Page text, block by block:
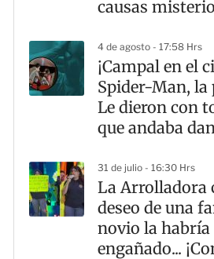
causas
4 de agosto - 17:58 Hrs
¡Campal en el
Spider-Man, la
Le dieron con
que andaba
31 de julio - 16:30 Hrs
La Arrolladora
deseo de una
novio la habría
engañado...